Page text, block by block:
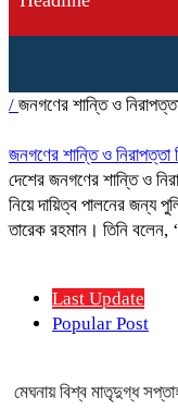
/ জনগণের শান্তি ও
জনগণের শান্তি ও নিরাপত্তা
দেশের জনগণের শান্তি ও
নিয়ে দায়িত্ব পালনের জন্য
তারেক রহমান। তিনি বলেন,
Last Update
Popular Post
মেঘনায় বিশ্ব মাতৃদুগ্ধ